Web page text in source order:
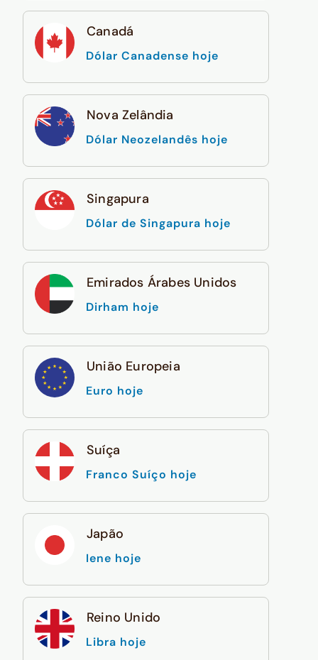
Canadá
Dólar Canadense hoje
Nova Zelândia
Dólar Neozelandês hoje
Singapura
Dólar de Singapura hoje
Emirados Árabes Unidos
Dirham hoje
União Europeia
Euro hoje
Suíça
Franco Suíço hoje
Japão
Iene hoje
Reino Unido
Libra hoje